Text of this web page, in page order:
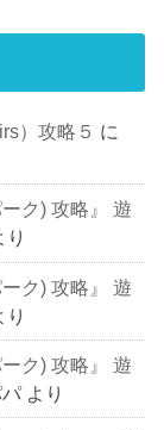
）攻略５ に
ク) 攻略』 遊
り
ク) 攻略』 遊
り
ク) 攻略』 遊
より